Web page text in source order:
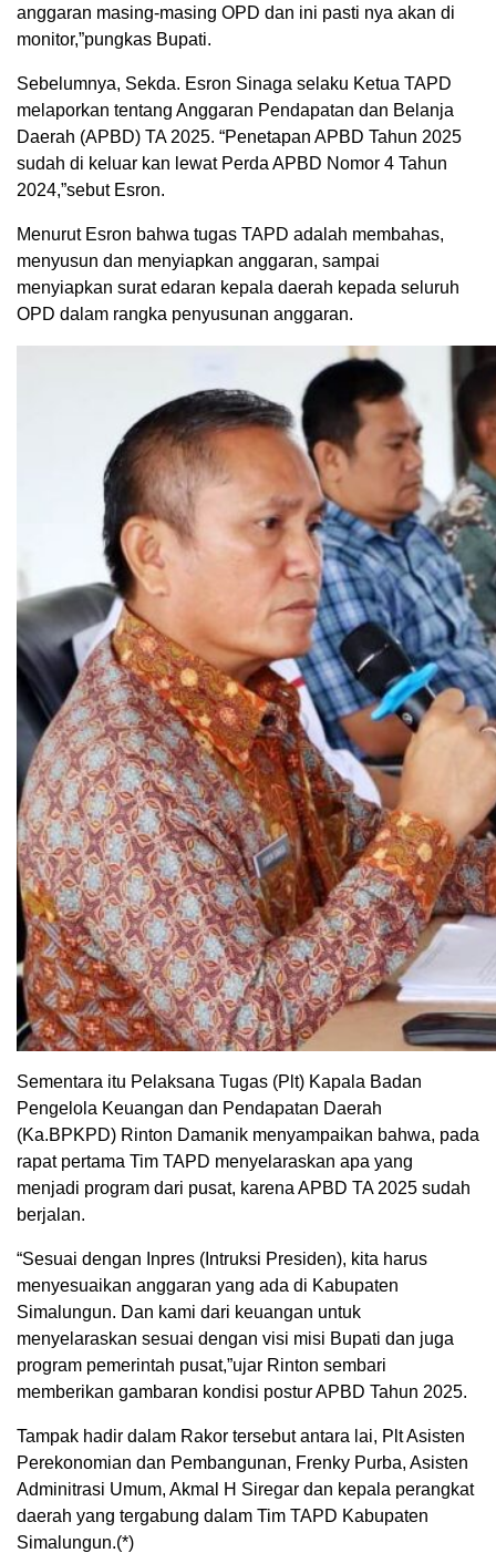
anggaran masing-masing OPD dan ini pasti nya akan di
monitor,”pungkas Bupati.
Sebelumnya, Sekda. Esron Sinaga selaku Ketua TAPD
melaporkan tentang Anggaran Pendapatan dan Belanja
Daerah (APBD) TA 2025. “Penetapan APBD Tahun 2025
sudah di keluar kan lewat Perda APBD Nomor 4 Tahun
2024,”sebut Esron.
Menurut Esron bahwa tugas TAPD adalah membahas,
menyusun dan menyiapkan anggaran, sampai
menyiapkan surat edaran kepala daerah kepada seluruh
OPD dalam rangka penyusunan anggaran.
Sementara itu Pelaksana Tugas (Plt) Kapala Badan
Pengelola Keuangan dan Pendapatan Daerah
(Ka.BPKPD) Rinton Damanik menyampaikan bahwa, pada
rapat pertama Tim TAPD menyelaraskan apa yang
menjadi program dari pusat, karena APBD TA 2025 sudah
berjalan.
“Sesuai dengan Inpres (Intruksi Presiden), kita harus
menyesuaikan anggaran yang ada di Kabupaten
Simalungun. Dan kami dari keuangan untuk
menyelaraskan sesuai dengan visi misi Bupati dan juga
program pemerintah pusat,”ujar Rinton sembari
memberikan gambaran kondisi postur APBD Tahun 2025.
Tampak hadir dalam Rakor tersebut antara lai, Plt Asisten
Perekonomian dan Pembangunan, Frenky Purba, Asisten
Adminitrasi Umum, Akmal H Siregar dan kepala perangkat
daerah yang tergabung dalam Tim TAPD Kabupaten
Simalungun.(*)